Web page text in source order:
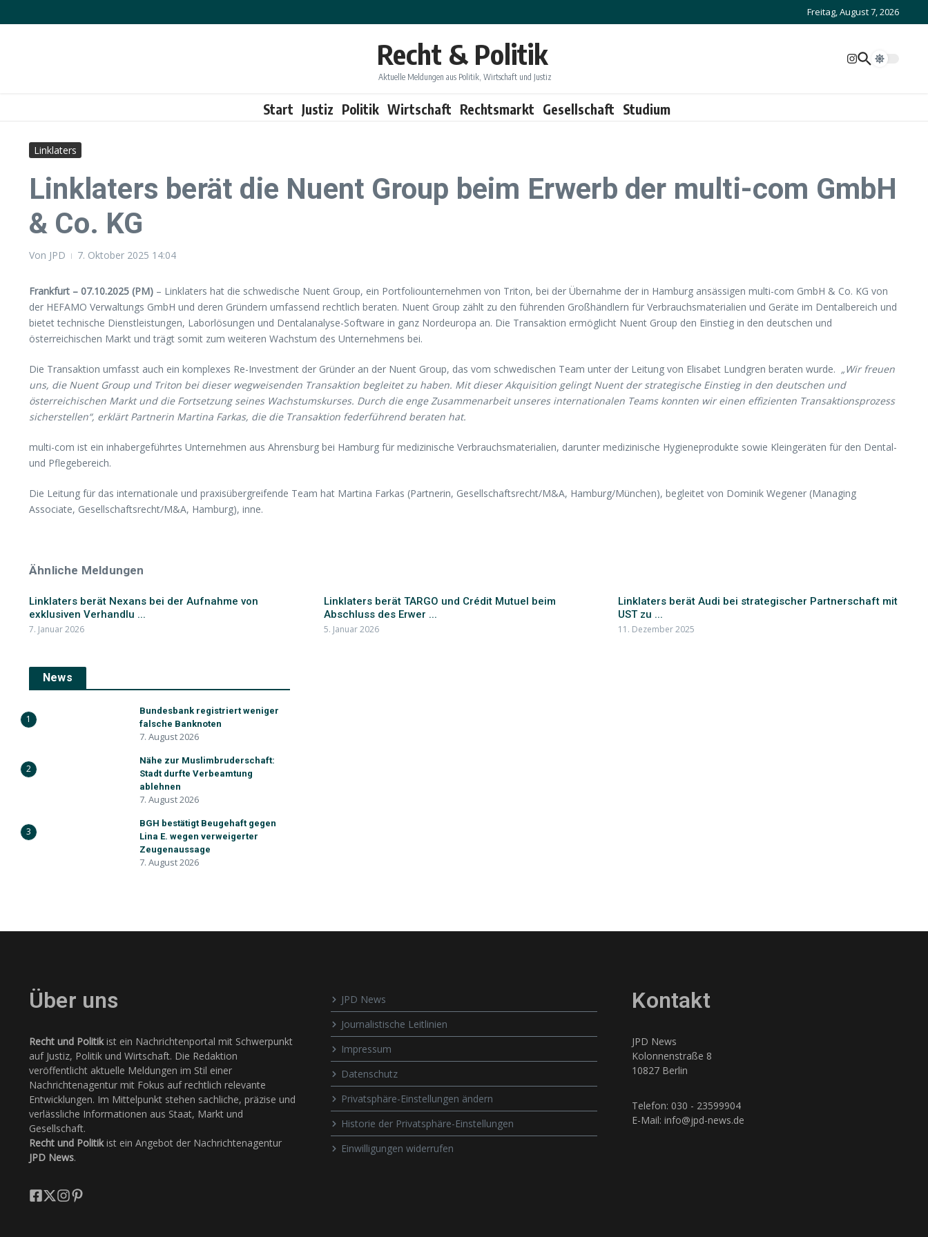
Freitag, August 7, 2026
Recht & Politik
Aktuelle Meldungen aus Politik, Wirtschaft und Justiz
Start Justiz Politik Wirtschaft Rechtsmarkt Gesellschaft Studium
Linklaters
Linklaters berät die Nuent Group beim Erwerb der multi-com GmbH
& Co. KG
Von JPD 7. Oktober 2025 14:04
Frankfurt – 07.10.2025 (PM) – Linklaters hat die schwedische Nuent Group, ein Portfoliounternehmen von Triton, bei der Übernahme der in Hamburg ansässigen multi-com GmbH & Co. KG von
der HEFAMO Verwaltungs GmbH und deren Gründern umfassend rechtlich beraten. Nuent Group zählt zu den führenden Großhändlern für Verbrauchsmaterialien und Geräte im Dentalbereich und
bietet technische Dienstleistungen, Laborlösungen und Dentalanalyse-Software in ganz Nordeuropa an. Die Transaktion ermöglicht Nuent Group den Einstieg in den deutschen und
österreichischen Markt und trägt somit zum weiteren Wachstum des Unternehmens bei.
Die Transaktion umfasst auch ein komplexes Re-Investment der Gründer an der Nuent Group, das vom schwedischen Team unter der Leitung von Elisabet Lundgren beraten wurde. „Wir freuen
uns, die Nuent Group und Triton bei dieser wegweisenden Transaktion begleitet zu haben. Mit dieser Akquisition gelingt Nuent der strategische Einstieg in den deutschen und
österreichischen Markt und die Fortsetzung seines Wachstumskurses. Durch die enge Zusammenarbeit unseres internationalen Teams konnten wir einen effizienten Transaktionsprozess
sicherstellen“, erklärt Partnerin Martina Farkas, die die Transaktion federführend beraten hat.
multi-com ist ein inhabergeführtes Unternehmen aus Ahrensburg bei Hamburg für medizinische Verbrauchsmaterialien, darunter medizinische Hygieneprodukte sowie Kleingeräten für den Dental-
und Pflegebereich.
Die Leitung für das internationale und praxisübergreifende Team hat Martina Farkas (Partnerin, Gesellschaftsrecht/M&A, Hamburg/München), begleitet von Dominik Wegener (Managing
Associate, Gesellschaftsrecht/M&A, Hamburg), inne.
Ähnliche Meldungen
Linklaters berät Nexans bei der Aufnahme von
exklusiven Verhandlu ...
7. Januar 2026
Linklaters berät TARGO und Crédit Mutuel beim
Abschluss des Erwer ...
5. Januar 2026
Linklaters berät Audi bei strategischer Partnerschaft mit
UST zu ...
11. Dezember 2025
News
1
Bundesbank registriert weniger
falsche Banknoten
7. August 2026
2
Nähe zur Muslimbruderschaft:
Stadt durfte Verbeamtung
ablehnen
7. August 2026
3
BGH bestätigt Beugehaft gegen
Lina E. wegen verweigerter
Zeugenaussage
7. August 2026
Über uns
Recht und Politikist ein Nachrichtenportal mit Schwerpunkt
auf Justiz, Politik und Wirtschaft. Die Redaktion
veröffentlicht aktuelle Meldungen im Stil einer
Nachrichtenagentur mit Fokus auf rechtlich relevante
Entwicklungen. Im Mittelpunkt stehen sachliche, präzise und
verlässliche Informationen aus Staat, Markt und
Gesellschaft.
Recht und Politikist ein Angebot der Nachrichtenagentur
JPD News.
JPD News
Journalistische Leitlinien
Impressum
Datenschutz
Privatsphäre-Einstellungen ändern
Historie der Privatsphäre-Einstellungen
Einwilligungen widerrufen
Kontakt
JPD News
Kolonnenstraße 8
10827 Berlin
Telefon: 030 - 23599904
E-Mail: info@jpd-news.de